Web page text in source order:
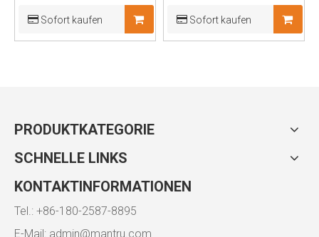
Sofort kaufen Sofort kaufen
PRODUKTKATEGORIE
SCHNELLE LINKS
KONTAKTINFORMATIONEN
Tel.: +86-180-2587-8895
E-Mail: admin@mantru.com